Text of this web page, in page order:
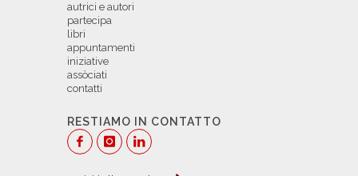
autrici e autori
partecipa
libri
appuntamenti
iniziative
assòciati
contatti
RESTIAMO IN CONTATTO